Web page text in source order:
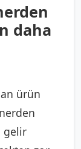
daha
ürün
gelir